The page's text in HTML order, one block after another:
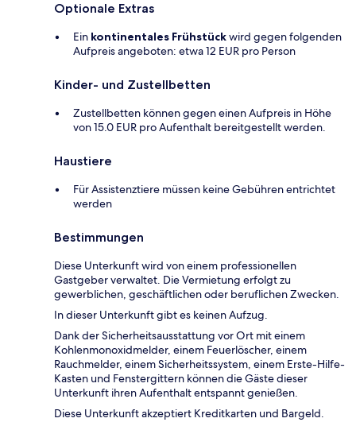
Optionale Extras
Ein kontinentales Frühstückwird gegen folgenden
Aufpreis angeboten: etwa 12 EUR pro Person
Kinder- und Zustellbetten
Zustellbetten können gegen einen Aufpreis in Höhe
von 15.0 EUR pro Aufenthalt bereitgestellt werden.
Haustiere
Für Assistenztiere müssen keine Gebühren entrichtet
werden
Bestimmungen
Diese Unterkunft wird von einem professionellen
Gastgeber verwaltet. Die Vermietung erfolgt zu
gewerblichen, geschäftlichen oder beruflichen Zwecken.
In dieser Unterkunft gibt es keinen Aufzug.
Dank der Sicherheitsausstattung vor Ort mit einem
Kohlenmonoxidmelder, einem Feuerlöscher, einem
Rauchmelder, einem Sicherheitssystem, einem Erste-Hilfe-
Kasten und Fenstergittern können die Gäste dieser
Unterkunft ihren Aufenthalt entspannt genießen.
Diese Unterkunft akzeptiert Kreditkarten und Bargeld.